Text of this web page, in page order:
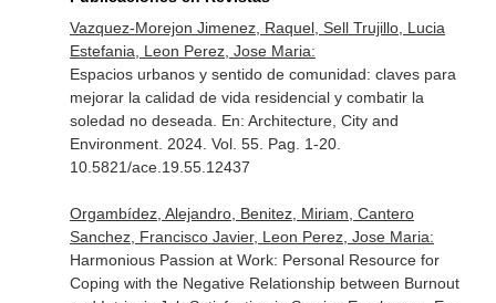
Vazquez-Morejon Jimenez, Raquel, Sell Trujillo, Lucia
Estefania, Leon Perez, Jose Maria:
Espacios urbanos y sentido de comunidad: claves para
mejorar la calidad de vida residencial y combatir la
soledad no deseada. En: Architecture, City and
Environment. 2024. Vol. 55. Pag. 1-20.
10.5821/ace.19.55.12437
Orgambídez, Alejandro, Benitez, Miriam, Cantero
Sanchez, Francisco Javier, Leon Perez, Jose Maria:
Harmonious Passion at Work: Personal Resource for
Coping with the Negative Relationship between Burnout